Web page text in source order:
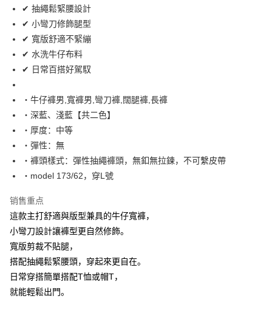
Apple Pay
街口支付
悠遊付
Google Pay
AFTEE先享后付
相关说明
一、關於 AFTEE先享後付
1. 於付款方式選擇AFTEE先享後付，將跳出AFTEE先享後付手機驗證視
窗。
2. 進行簡訊驗證之後，即可完成結帳手續。
4. 下訂完成後，您的手機會收到一封繳費通知簡訊，APP會員則會收到
5. 收到商品當下無需繳費，確認無誤後，請再利用繳費通知簡訊或AFTEE
APP於四大便利商店‧ATM/網銀等方式進行付款。
請留意繳費期限為 14 天。唯有下載 AFTEE App 成為 AFTEE 會員者方能享
有最長 45 天內付款之服務。
繳費期限，為商家向您請款的時間，再加上使用AFTEE可延長的天數所計算
出。使用AFTEE下訂可以延長您收到商品前的繳費天數，但無法保證一定能
夠在期限內收到商品(例如:預購商品或預計到貨時間較長者)。因此無論收到
ATM付款
运送方式
每笔NT$80，满NT$1,800(含以上)免运费
先付款後全家取貨
每笔NT$80，满NT$1,800(含以上)免运费
7-11付款取貨
每笔NT$80，满NT$1,800(含以上)免运费
✔ 抽繩鬆緊腰設計
✔ 小彎刀修飾腿型
✔ 寬版舒適不緊繃
✔ 水洗牛仔布料
✔ 日常百搭好駕馭
‧牛仔褲男,寬褲男,彎刀褲,闊腿褲,長褲
‧深藍、淺藍【共二色】
‧厚度：中等
‧彈性：無
‧褲頭樣式：彈性抽繩褲頭，無釦無拉鍊，不可繫皮帶
‧model 173/62，穿L號
销售重点
這款主打舒適與版型兼具的牛仔寬褲，
小彎刀設計讓褲型更自然修飾。
寬版剪裁不貼腿，
搭配抽繩鬆緊腰頭，穿起來更自在。
日常穿搭簡單搭配T恤或帽T，
就能輕鬆出門。